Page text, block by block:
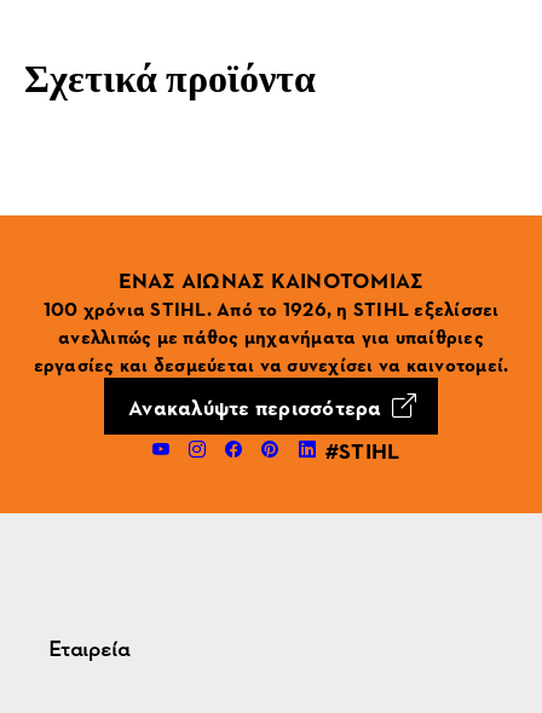
Σχετικά προϊόντα
ΕΝΑΣ ΑΙΩΝΑΣ ΚΑΙΝΟΤΟΜΙΑΣ
100 χρόνια STIHL. Από το 1926, η STIHL εξελίσσει
ανελλιπώς με πάθος μηχανήματα για υπαίθριες
εργασίες και δεσμεύεται να συνεχίσει να καινοτομεί.
Ανακαλύψτε περισσότερα
#STIHL
Εταιρεία